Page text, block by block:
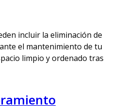
incluir la eliminación de
el mantenimiento de tu
limpio y ordenado tras